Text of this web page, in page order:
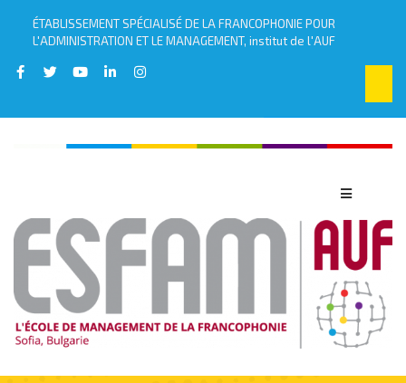
ÉTABLISSEMENT SPÉCIALISÉ DE LA FRANCOPHONIE POUR
L'ADMINISTRATION ET LE MANAGEMENT, institut de l'AUF